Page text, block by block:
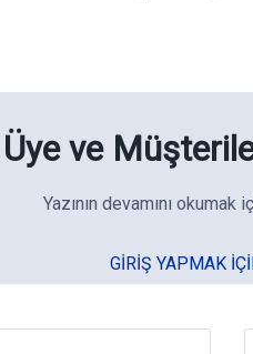
Üye ve
Yazının devamını okumak
GIRIŞ YAPMAK